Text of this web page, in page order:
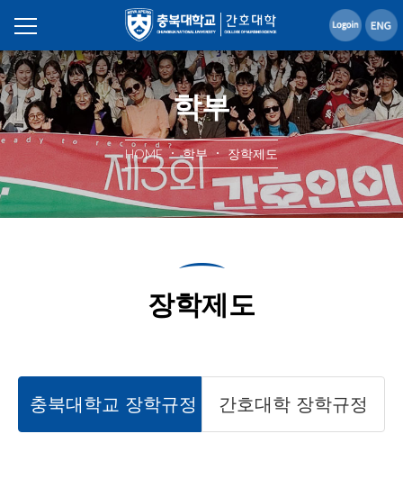
학부
HOME 학부 장학제도
장학제도
충북대학교 장학규정 간호대학 장학규정